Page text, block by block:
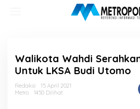
Walikota Wahdi
Untuk LKSA Budi Utomo
Redaksi
15 April 2021
Metro
1450 Dilihat